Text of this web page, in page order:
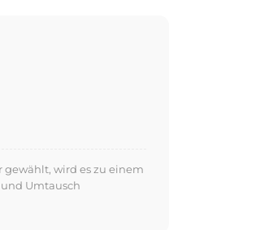
wird es zu einem
Umtausch